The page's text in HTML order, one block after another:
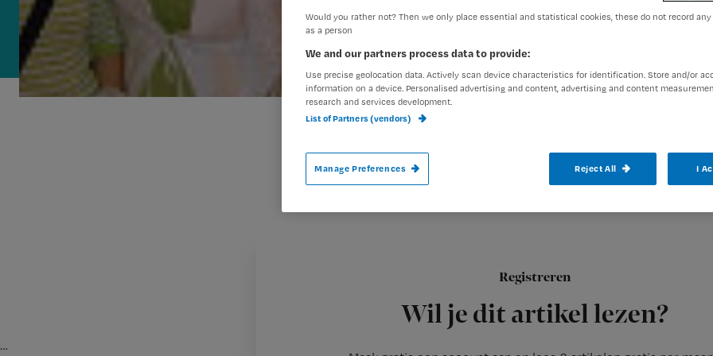
Auteur:
Registreren
Wil je dit artikel lezen?
Het verplegen wordt weer hip! Het was
liefst een op de drie middelbare
…
Would you rather not? Then we only place essential and statistical cookies, these do not record
as a person
We and our partners process data to provide:
Use precise geolocation data. Actively scan device characteristics for identification. Store and/or
information on a device. Personalised advertising and content, advertising and content
research and services development.
List of Partners (vendors)
Manage Preferences Reject All I